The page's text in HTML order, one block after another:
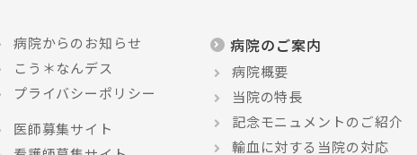
病院からのお知らせ
こう＊なんデス
プライバシーポリシー
医師募集サイト
病院のご案内
病院概要
当院の特長
記念モニュメントのご紹介
輸血に対する当院の対応